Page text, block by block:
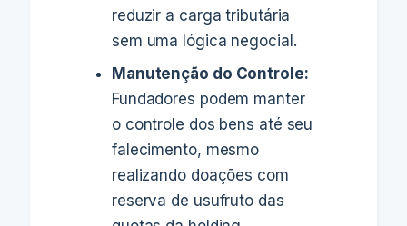
reduzir a carga tributária
sem uma lógica negocial.
Manutenção do Controle:
Fundadores podem manter
o controle dos bens até seu
falecimento, mesmo
realizando doações com
reserva de usufruto das